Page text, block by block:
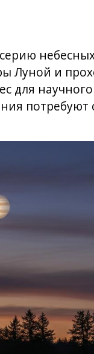
Луной и
для